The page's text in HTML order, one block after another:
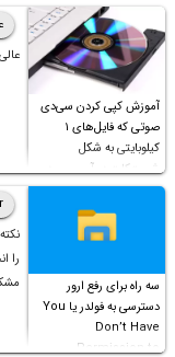
آموزش کپی کردن سی‌دی
صوتی که فایل‌های ۱
کیلوبایتی به شکل
شورت‌کات در آن موجود
است!
سه راه برای رفع ارور
دسترسی به فولدر یا You
Don’t Have
Permission to